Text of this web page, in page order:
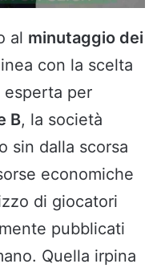
al minutaggio dei
con la scelta
esperta per
B, la società
sin dalla scorsa
economiche
di giocatori
pubblicati
Quella irpina